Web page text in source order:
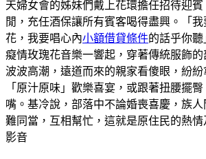
天婦女會的姊妹們戴上花環擔任招待迎
閒，充任酒保讓所有賓客喝得盡興。「
花，我要唱心內小額借貸條件的話乎你
癡情玫瑰花音樂一響起，穿著傳統服飾
波波高潮，遠道而來的親家看傻眼，紛
「原汁原味」歡樂喜宴，或跟著扭腰擺
嘴。基冷說，部落中不論婚喪喜慶，族
難同當，互相幫忙，這就是原住民的熱
影音